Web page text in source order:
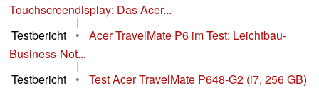
Touchscreendisplay: Das Acer...
|
Testbericht
•
Acer TravelMate P6 im Test: Leichtbau-
Business-Not...
|
Testbericht
•
Test Acer TravelMate P648-G2 (i7, 256 GB)